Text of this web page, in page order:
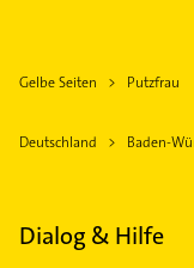
Gelbe Seiten Putzfrau
Deutschland Baden-
Dialog & Hilfe